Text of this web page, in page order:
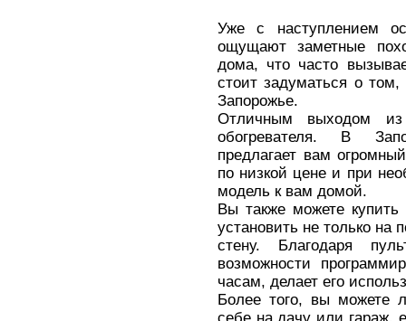
Уже с наступлением
ощущают заметные
дома, что часто
стоит задуматься о том,
Запорожье.
Отличным выходом из
обогревателя. В
предлагает вам
по низкой цене и при
модель к вам домой.
Вы также можете купить
установить не только на
стену. Благодаря
возможности
часам, делает его
Более того, вы можете